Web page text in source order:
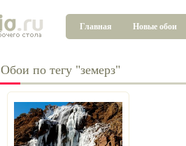
Главная Новые обои
Обои по тегу "земерз"